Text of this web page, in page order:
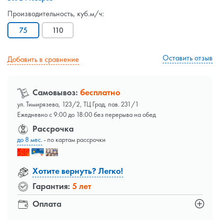
Производительность, куб.м/ч:
75
110
Добавить в сравнение Оставить отзыв
Самовывоз: бесплатно
ул. Тимирязева, 123/2, ТЦ Град, пав. 231/1
Ежедневно с 9:00 до 18:00 без перерыва на обед
Оплата
Рассрочка
до 8 мес.- по картам рассрочки
Хотите вернуть? Легко!
Гарантия: 5 лет